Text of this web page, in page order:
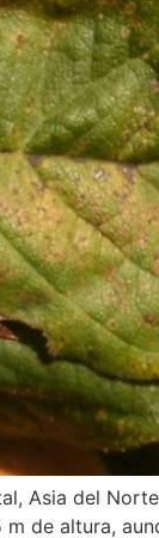
Asia del
de altura,